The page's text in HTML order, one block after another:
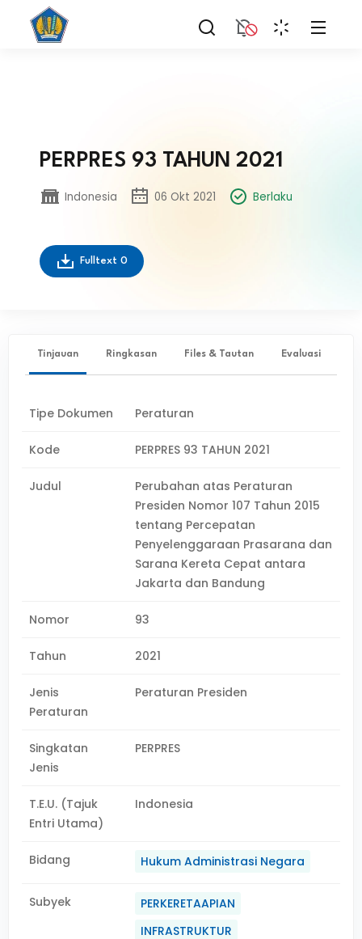
PERPRES 93 TAHUN 2021
Indonesia 06 Okt 2021 Berlaku
Fulltext 0
Tinjauan Ringkasan Files & Tautan Evaluasi
Tipe Dokumen Peraturan
Kode PERPRES 93 TAHUN 2021
Judul
Perubahan atas Peraturan
Presiden Nomor 107 Tahun 2015
tentang Percepatan
Penyelenggaraan Prasarana dan
Sarana Kereta Cepat antara
Jakarta dan Bandung
Nomor 93
Tahun 2021
Jenis
Peraturan
Peraturan Presiden
Singkatan
Jenis
PERPRES
T.E.U. (Tajuk
Entri Utama)
Indonesia
Bidang Hukum Administrasi Negara
Subyek
PERKERETAAPIAN
INFRASTRUKTUR